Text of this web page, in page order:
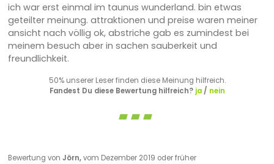
ich war erst einmal im taunus wunderland. bin etwas
geteilter meinung. attraktionen und preise waren meiner
ansicht nach völlig ok, abstriche gab es zumindest bei
meinem besuch aber in sachen sauberkeit und
freundlichkeit.
50% unserer Leser finden diese Meinung hilfreich.
Fandest Du diese Bewertung hilfreich? ja/ nein
Bewertung von Jörn,vom Dezember 2019 oder früher